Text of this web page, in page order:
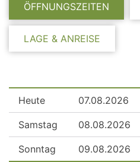
ÖFFNUNGSZEITEN
LAGE & ANREISE
Heute 07.08.2026
Samstag 08.08.2026
Sonntag 09.08.2026